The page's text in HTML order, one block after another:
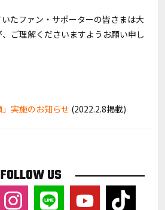
たファン・サポーターの皆さまは大
ご理解くださいますようお願い申し
」実施のお知らせ (2022.2.8掲載)
FOLLOW US